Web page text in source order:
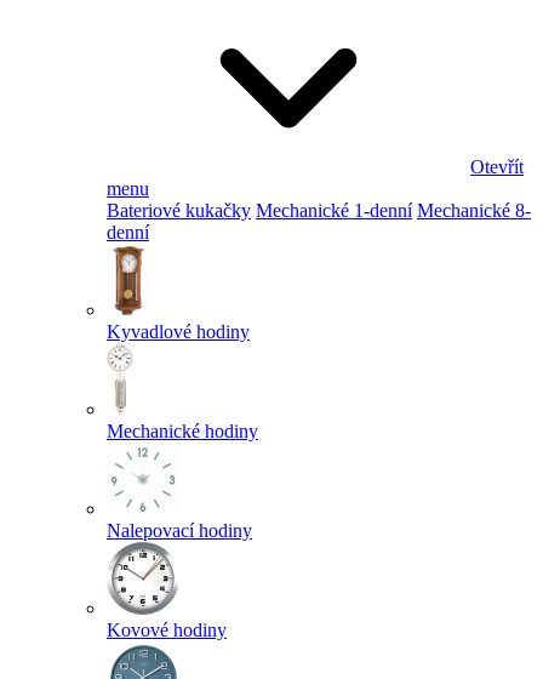
Otevřít
menu
Bateriové kukačky Mechanické 1-denní Mechanické 8-
denní
Kyvadlové hodiny
Mechanické hodiny
Nalepovací hodiny
Kovové hodiny